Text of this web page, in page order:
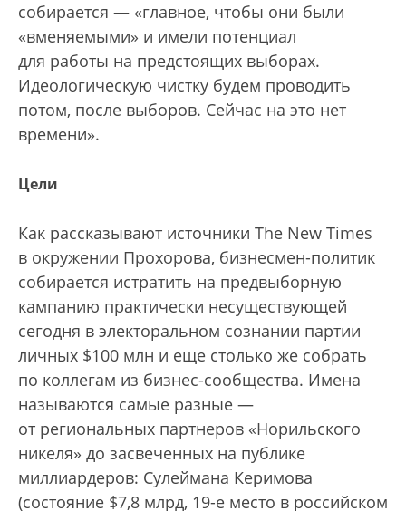
собирается — «главное, чтобы они были
«вменяемыми» и имели потенциал
для работы на предстоящих выборах.
Идеологическую чистку будем проводить
потом, после выборов. Сейчас на это нет
времени».
Цели
Как рассказывают источники The New Times
в окружении Прохорова, бизнесмен-политик
собирается истратить на предвыборную
кампанию практически несуществующей
сегодня в электоральном сознании партии
личных $100 млн и еще столько же собрать
по коллегам из бизнес-сообщества. Имена
называются самые разные —
от региональных партнеров «Норильского
никеля» до засвеченных на публике
миллиардеров: Сулеймана Керимова
(состояние $7,8 млрд, 19-е место в российском